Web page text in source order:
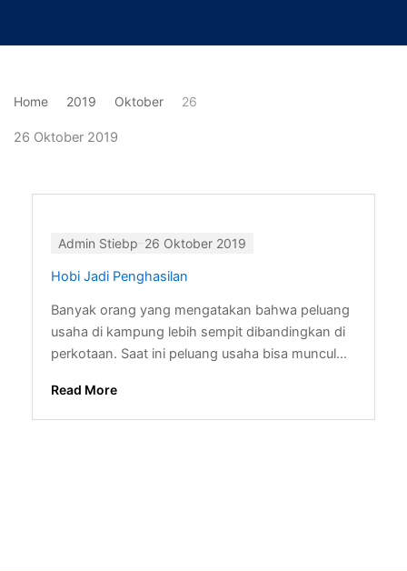
Home 2019 Oktober 26
26 Oktober 2019
Admin Stiebp 26 Oktober 2019
Hobi Jadi Penghasilan
Banyak orang yang mengatakan bahwa peluang
usaha di kampung lebih sempit dibandingkan di
perkotaan. Saat ini peluang usaha bisa muncul...
Read More